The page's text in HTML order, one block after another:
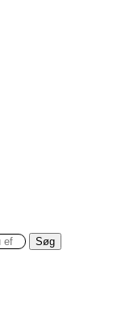
Søg